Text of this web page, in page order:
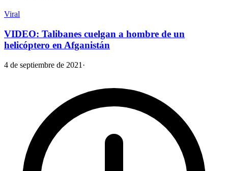
Viral
VIDEO: Talibanes cuelgan a hombre de un
helicóptero en Afganistán
4 de septiembre de 2021 ·